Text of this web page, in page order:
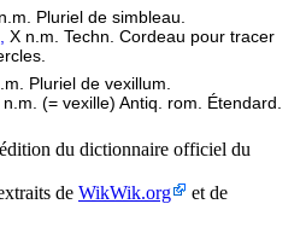
n.m. Pluriel de simbleau.
X n.m. Techn. Cordeau pour tracer
Pluriel de vexillum.
n.m. (= vexille) Antiq. rom. Étendard.
du dictionnaire officiel du
de WikWik.org
et de